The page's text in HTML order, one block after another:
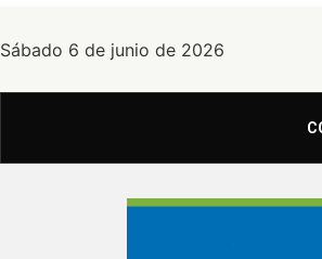
Sábado 6 de junio de 2026